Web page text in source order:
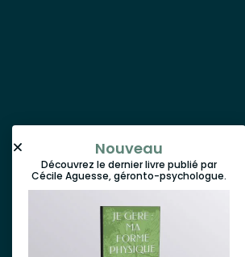
Nouveau
Découvrez le dernier livre publié par
Cécile Aguesse, géronto-psychologue.